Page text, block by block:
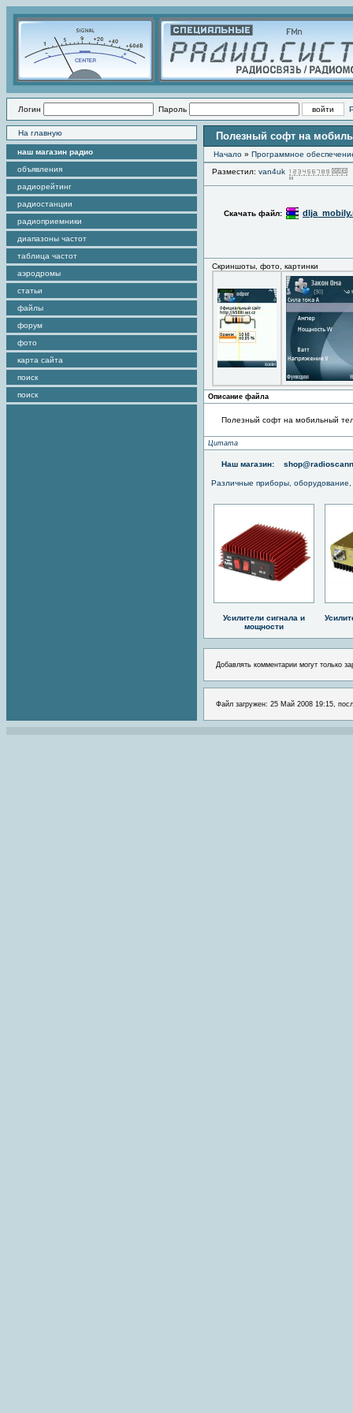
Логин Пароль
На главную
наш магазин радио
объявления
радиорейтинг
радиостанции
радиоприемники
диапазоны частот
таблица частот
аэродромы
статьи
файлы
форум
фото
карта сайта
поиск
поиск
Полезный софт на
Начало » Программное
Разместил: van4uk
Скачать файл:
Скриншоты, фото, картинки
Описание файла
Полезный софт на мобильный
Цитата
Наш магазин:
Различные приборы,
Усилители сигнала и
мощности
Добавлять комментарии могут только
Файл загружен: 25 Май 2008 19:15,